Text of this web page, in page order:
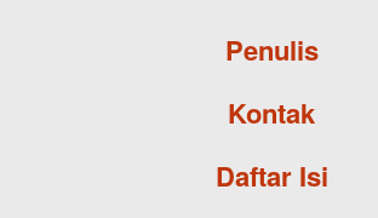
Penulis
Kontak
Daftar Isi